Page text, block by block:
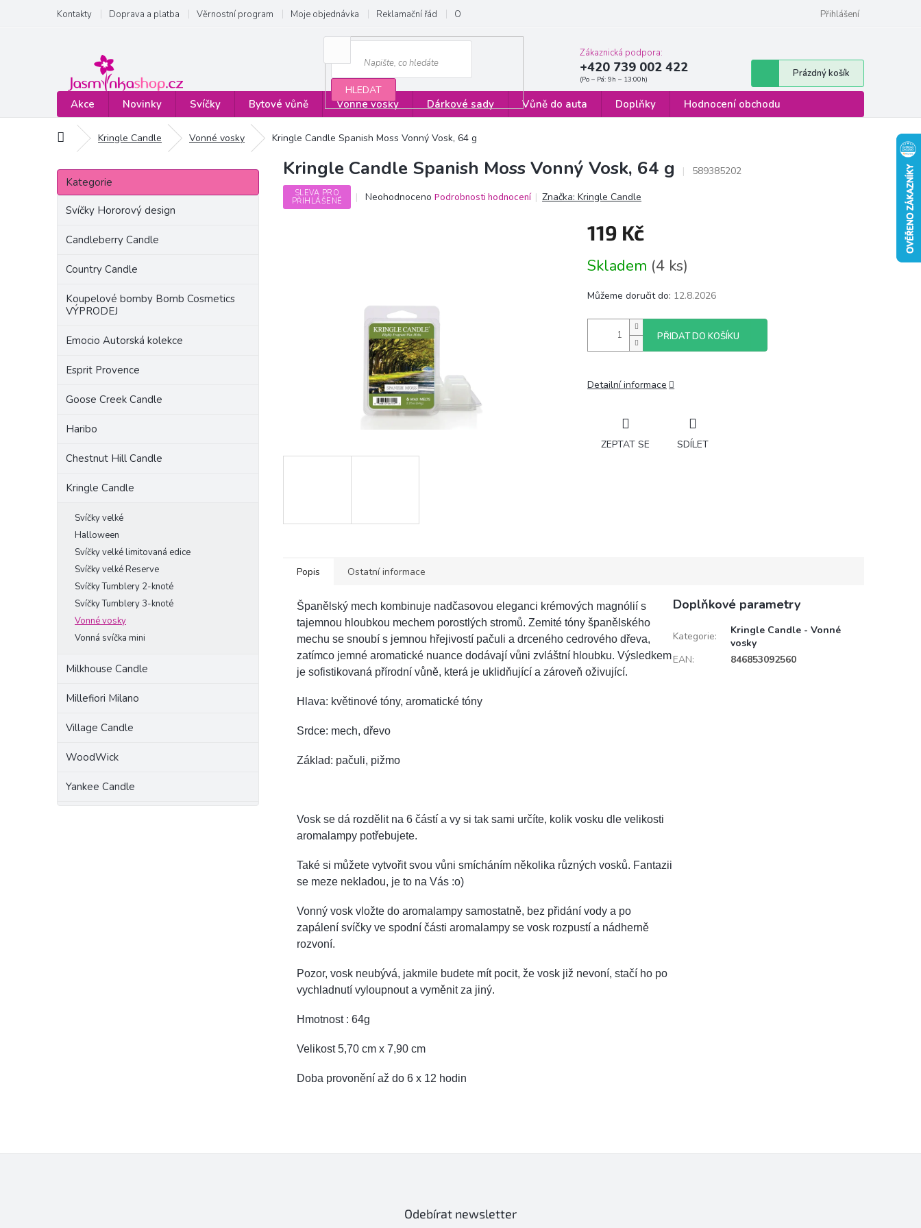
obsah
Kontakty Doprava a platba Věrnostní program Moje objednávka Reklamační řád Obchodní podmínky Formulář pro odstoupení od smlouvy
Přihlášení
HLEDAT
Zákaznická podpora:
+420 739 002 422
Nákupní
košík
Prázdný košík
Akce Novinky Svíčky Bytové vůně Vonné vosky Dárkové sady Vůně do auta Doplňky Hodnocení obchodu
Domů Kringle Candle Vonné vosky Kringle Candle Spanish Moss Vonný Vosk, 64 g
P
s
Přeskočit
kategorie
Kategorie
Svíčky Hororový design
Candleberry Candle
Country Candle
Koupelové bomby Bomb Cosmetics
VÝPRODEJ
Emocio Autorská kolekce
Esprit Provence
Goose Creek Candle
Haribo
Chestnut Hill Candle
Kringle Candle
Svíčky velké
Halloween
Svíčky velké limitovaná edice
Svíčky velké Reserve
Svíčky Tumblery 2-knoté
Svíčky Tumblery 3-knoté
Vonné vosky
Vonná svíčka mini
Milkhouse Candle
Millefiori Milano
Village Candle
WoodWick
Yankee Candle
Kringle Candle Spanish Moss Vonný Vosk, 64 g 589385202
SLEVA PRO
PŘIHLÁŠENÉ
Průměrné
Neohodnoceno Podrobnosti hodnocení Značka:Kringle Candle
119 Kč
cena:
Skladem (4 ks)
Můžeme doručit do: 12.8.2026
PŘIDAT DO KOŠÍKU
Detailní informace
ZEPTAT SE SDÍLET
Popis Ostatní informace
Španělský mech kombinuje nadčasovou eleganci krémových magnólií s
tajemnou hloubkou mechem porostlých stromů. Zemité tóny španělského
mechu se snoubí s jemnou hřejivostí pačuli a drceného cedrového dřeva,
zatímco jemné aromatické nuance dodávají vůni zvláštní hloubku. Výsledkem
je sofistikovaná přírodní vůně, která je uklidňující a zároveň oživující.
Hlava: květinové tóny, aromatické tóny
Srdce: mech, dřevo
Základ: pačuli, pižmo
Vosk se dá rozdělit na 6 částí a vy si tak sami určíte, kolik vosku dle velikosti
aromalampy potřebujete.
Také si můžete vytvořit svou vůni smícháním několika různých vosků. Fantazii
se meze nekladou, je to na Vás :o)
Vonný vosk vložte do aromalampy samostatně, bez přidání vody a po
zapálení svíčky ve spodní části aromalampy se vosk rozpustí a nádherně
rozvoní.
Pozor, vosk neubývá, jakmile budete mít pocit, že vosk již nevoní, stačí ho po
vychladnutí vyloupnout a vyměnit za jiný.
Hmotnost : 64g
Velikost 5,70 cm x 7,90 cm
Doba provonění až do 6 x 12 hodin
Doplňkové parametry
Kategorie:
Kringle Candle - Vonné
vosky
EAN: 846853092560
Odebírat newsletter